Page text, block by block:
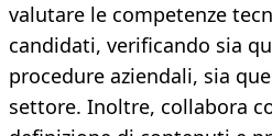
valutare le competenze
candidati, verificando sia
procedure aziendali, sia
settore. Inoltre, collabora